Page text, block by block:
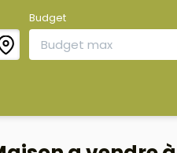
Budget